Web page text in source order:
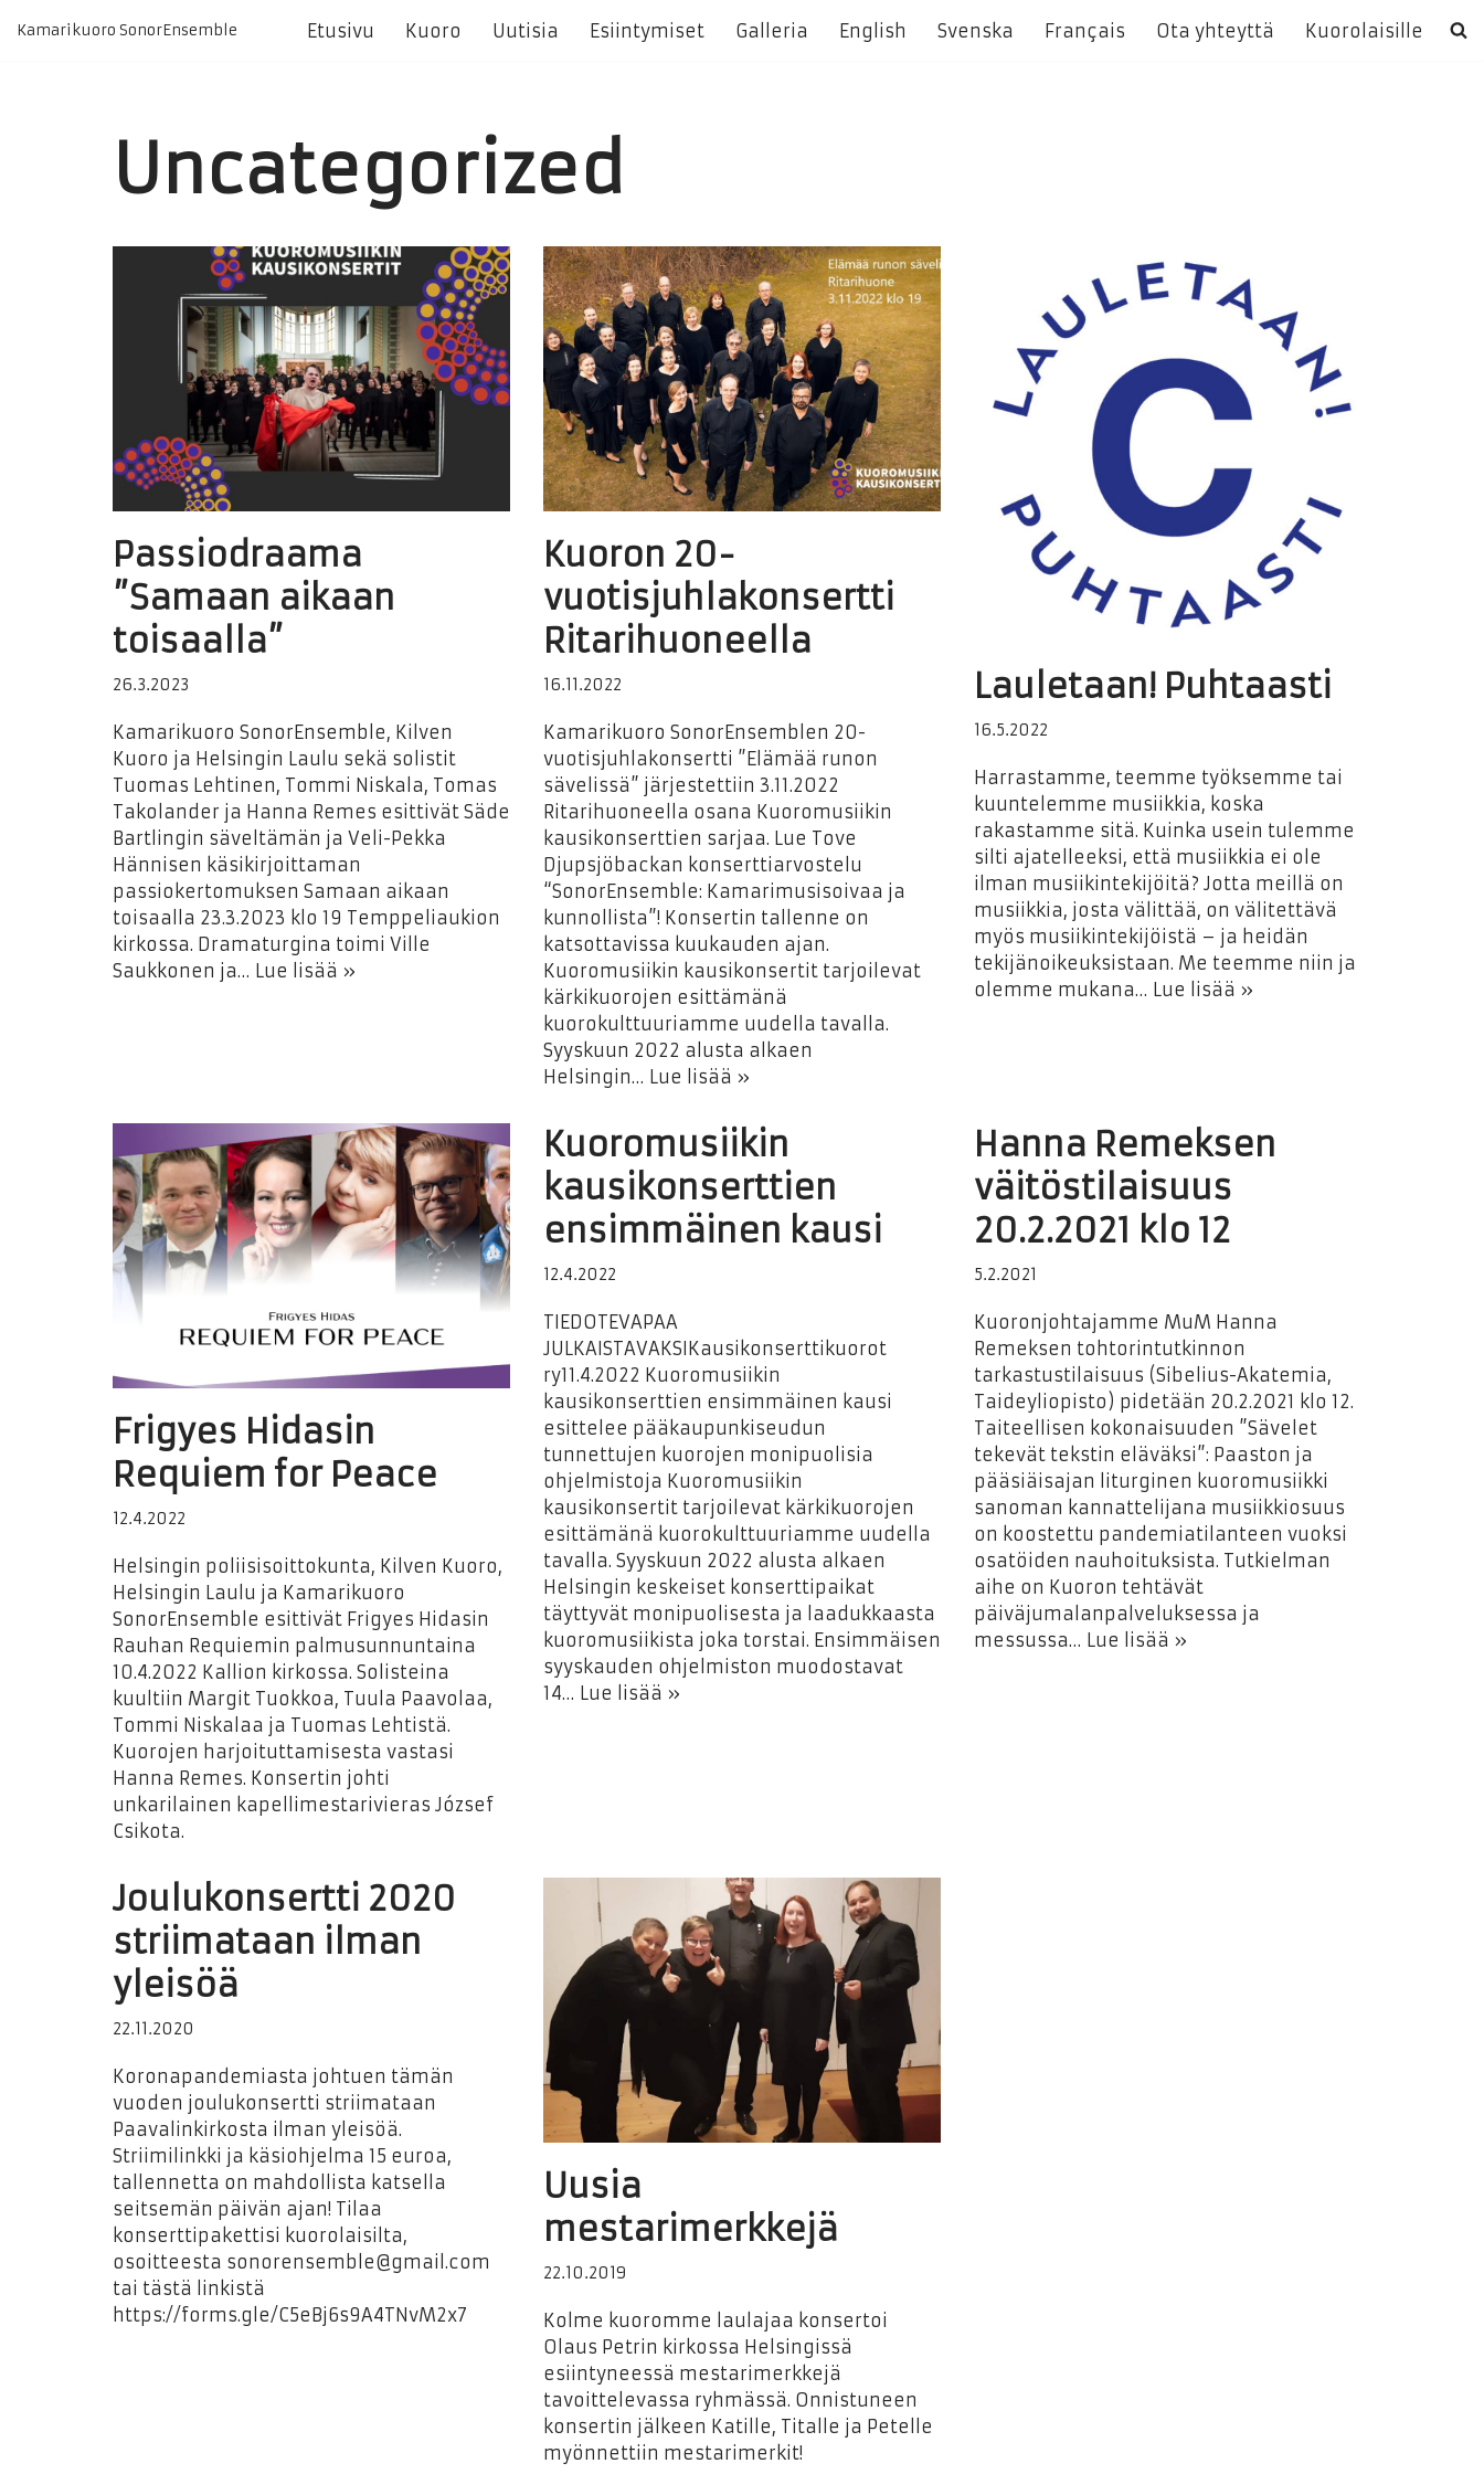
Kamarikuoro SonorEnsemble Etusivu Kuoro Uutisia Esiintymiset Galleria English Svenska Français Ota yhteyttä Kuorolaisille
Uncategorized
Passiodraama
”Samaan aikaan
toisaalla”
26.3.2023
Kamarikuoro SonorEnsemble, Kilven
Kuoro ja Helsingin Laulu sekä solistit
Tuomas Lehtinen, Tommi Niskala, Tomas
Takolander ja Hanna Remes esittivät Säde
Bartlingin säveltämän ja Veli-Pekka
Hännisen käsikirjoittaman
passiokertomuksen Samaan aikaan
toisaalla 23.3.2023 klo 19 Temppeliaukion
kirkossa. Dramaturgina toimi Ville
Saukkonen ja… Lue lisää »
Kuoron 20-
vuotisjuhlakonsertti
Ritarihuoneella
16.11.2022
Kamarikuoro SonorEnsemblen 20-
vuotisjuhlakonsertti ”Elämää runon
sävelissä” järjestettiin 3.11.2022
Ritarihuoneella osana Kuoromusiikin
kausikonserttien sarjaa. Lue Tove
Djupsjöbackan konserttiarvostelu
“SonorEnsemble: Kamarimusisoivaa ja
kunnollista”! Konsertin tallenne on
katsottavissa kuukauden ajan.
Kuoromusiikin kausikonsertit tarjoilevat
kärkikuorojen esittämänä
kuorokulttuuriamme uudella tavalla.
Syyskuun 2022 alusta alkaen
Helsingin… Lue lisää »
Lauletaan! Puhtaasti
16.5.2022
Harrastamme, teemme työksemme tai
kuuntelemme musiikkia, koska
rakastamme sitä. Kuinka usein tulemme
silti ajatelleeksi, että musiikkia ei ole
ilman musiikintekijöitä? Jotta meillä on
musiikkia, josta välittää, on välitettävä
myös musiikintekijöistä – ja heidän
tekijänoikeuksistaan. Me teemme niin ja
olemme mukana… Lue lisää »
Frigyes Hidasin
Requiem for Peace
12.4.2022
Helsingin poliisisoittokunta, Kilven Kuoro,
Helsingin Laulu ja Kamarikuoro
SonorEnsemble esittivät Frigyes Hidasin
Rauhan Requiemin palmusunnuntaina
10.4.2022 Kallion kirkossa. Solisteina
kuultiin Margit Tuokkoa, Tuula Paavolaa,
Tommi Niskalaa ja Tuomas Lehtistä.
Kuorojen harjoituttamisesta vastasi
Hanna Remes. Konsertin johti
unkarilainen kapellimestarivieras József
Csikota.
Kuoromusiikin
kausikonserttien
ensimmäinen kausi
12.4.2022
TIEDOTEVAPAA
JULKAISTAVAKSIKausikonserttikuorot
ry11.4.2022 Kuoromusiikin
kausikonserttien ensimmäinen kausi
esittelee pääkaupunkiseudun
tunnettujen kuorojen monipuolisia
ohjelmistoja Kuoromusiikin
kausikonsertit tarjoilevat kärkikuorojen
esittämänä kuorokulttuuriamme uudella
tavalla. Syyskuun 2022 alusta alkaen
Helsingin keskeiset konserttipaikat
täyttyvät monipuolisesta ja laadukkaasta
kuoromusiikista joka torstai. Ensimmäisen
syyskauden ohjelmiston muodostavat
14… Lue lisää »
Hanna Remeksen
väitöstilaisuus
20.2.2021 klo 12
5.2.2021
Kuoronjohtajamme MuM Hanna
Remeksen tohtorintutkinnon
tarkastustilaisuus (Sibelius-Akatemia,
Taideyliopisto) pidetään 20.2.2021 klo 12.
Taiteellisen kokonaisuuden ”Sävelet
tekevät tekstin eläväksi”: Paaston ja
pääsiäisajan liturginen kuoromusiikki
sanoman kannattelijana musiikkiosuus
on koostettu pandemiatilanteen vuoksi
osatöiden nauhoituksista. Tutkielman
aihe on Kuoron tehtävät
päiväjumalanpalveluksessa ja
messussa… Lue lisää »
Joulukonsertti 2020
striimataan ilman
yleisöä
22.11.2020
Koronapandemiasta johtuen tämän
vuoden joulukonsertti striimataan
Paavalinkirkosta ilman yleisöä.
Striimilinkki ja käsiohjelma 15 euroa,
tallennetta on mahdollista katsella
seitsemän päivän ajan! Tilaa
konserttipakettisi kuorolaisilta,
osoitteesta sonorensemble@gmail.com
tai tästä linkistä
https://forms.gle/C5eBj6s9A4TNvM2x7
Uusia
mestarimerkkejä
22.10.2019
Kolme kuoromme laulajaa konsertoi
Olaus Petrin kirkossa Helsingissä
esiintyneessä mestarimerkkejä
tavoittelevassa ryhmässä. Onnistuneen
konsertin jälkeen Katille, Titalle ja Petelle
myönnettiin mestarimerkit!